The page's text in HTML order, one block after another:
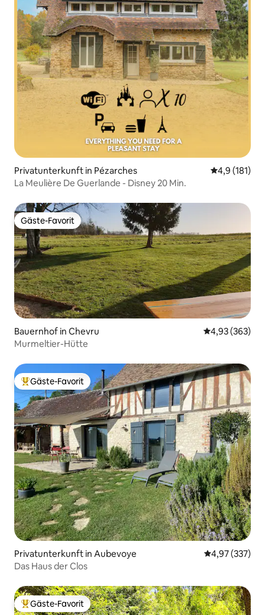
Privatunterkunft in Pézarches
4,9 (181)
La Meulière De Guerlande - Disney 20 Min.
Gäste-Favorit
Gäste-Favorit
Bauernhof in Chevru
4,93 (363)
Murmeltier-Hütte
Beliebter Gäste-Favorit.
Gäste-Favorit
Privatunterkunft in Aubevoye
4,97 (337)
Das Haus der Clos
Beliebter Gäste-Favorit.
Gäste-Favorit